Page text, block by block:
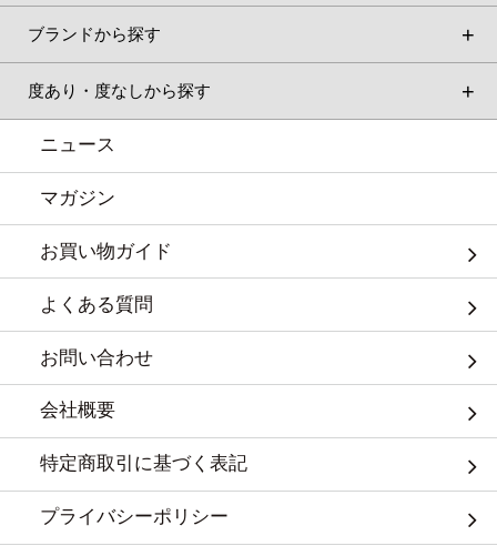
ブランドから探す
度あり・度なしから探す
ニュース
マガジン
お買い物ガイド
よくある質問
お問い合わせ
会社概要
特定商取引に基づく表記
プライバシーポリシー